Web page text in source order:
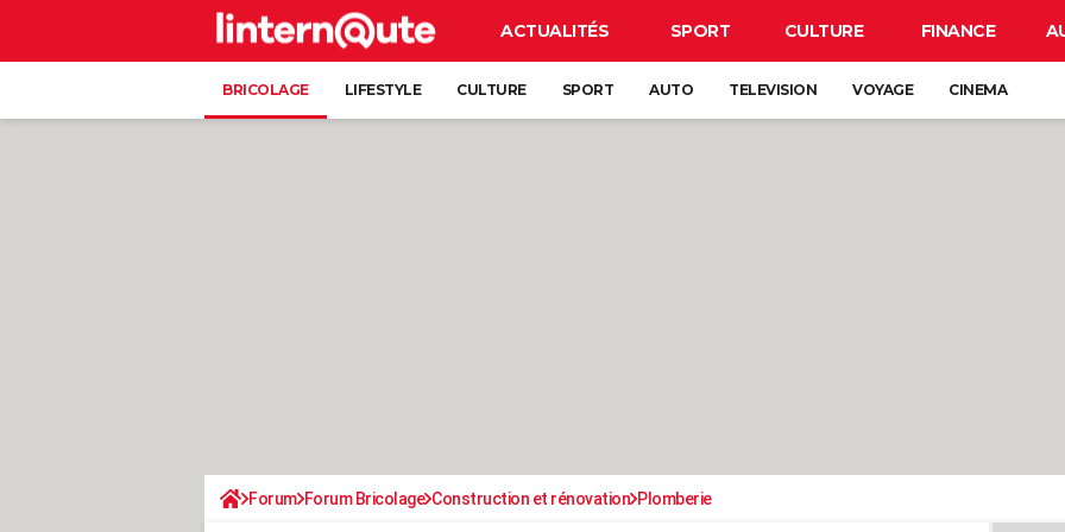
ACTUALITÉS SPORT CULTURE FINANCE
BRICOLAGE LIFESTYLE CULTURE SPORT AUTO TELEVISION VOYAGE CINEMA
Forum Forum Bricolage Construction et rénovation Plomberie